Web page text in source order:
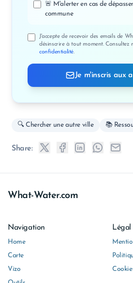
🚨 M'alerter en cas de
commune
J'accepte de recevoir des emails de
désinscrire à tout moment. Consultez
confidentialité.
Je m'inscris aux
🔍 Chercher une autre ville 📚
Share:
What-Water.com
Navigation
Home
Carte
Vizo
Légal